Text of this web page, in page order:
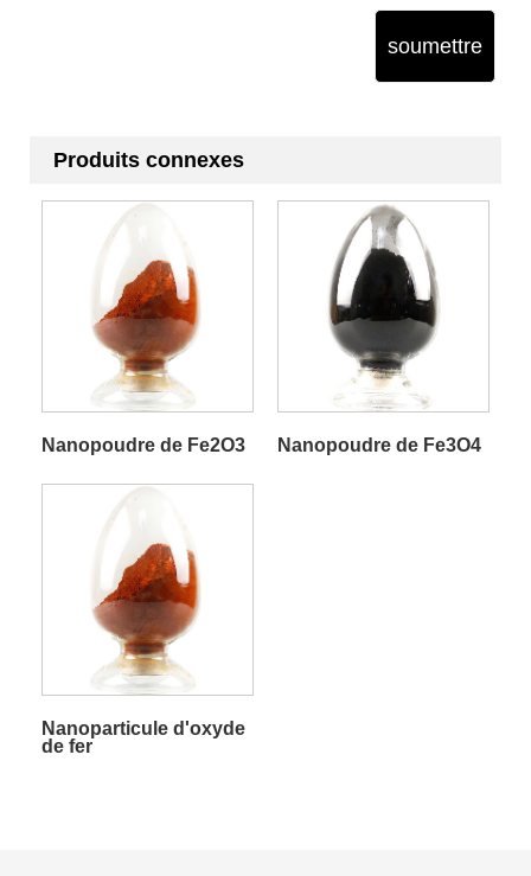
soumettre
Produits connexes
Nanopoudre de Fe2O3 Nanopoudre de Fe3O4
Nanoparticule d'oxyde
de fer